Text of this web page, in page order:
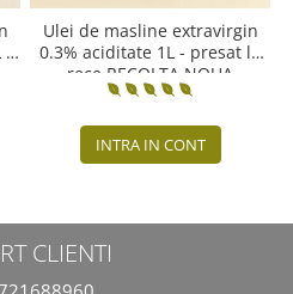
-
Ulei de masline extravirgin
0.3% aciditate 1L - presat la
rece RECOLTA NOUA
INTRA IN CONT
CLIENTI